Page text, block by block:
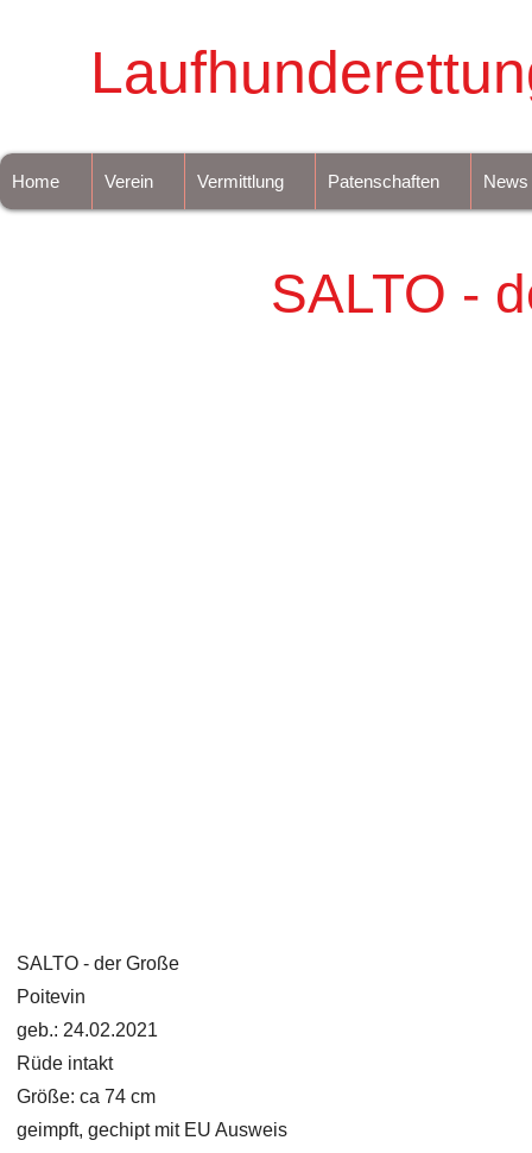
Home Verein Vermittlung Patenschaften News
SALTO -
SALTO - der Große
Poitevin
geb.: 24.02.2021
Rüde intakt
Größe: ca 74 cm
geimpft, gechipt mit EU Ausweis